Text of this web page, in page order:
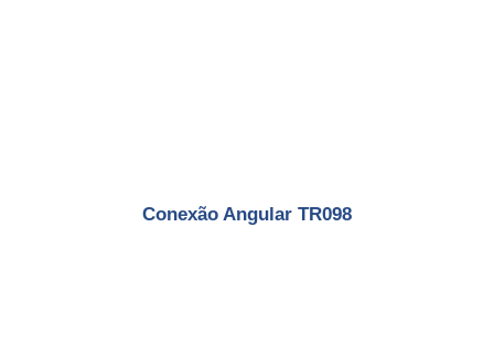
Conexão Angular TR098